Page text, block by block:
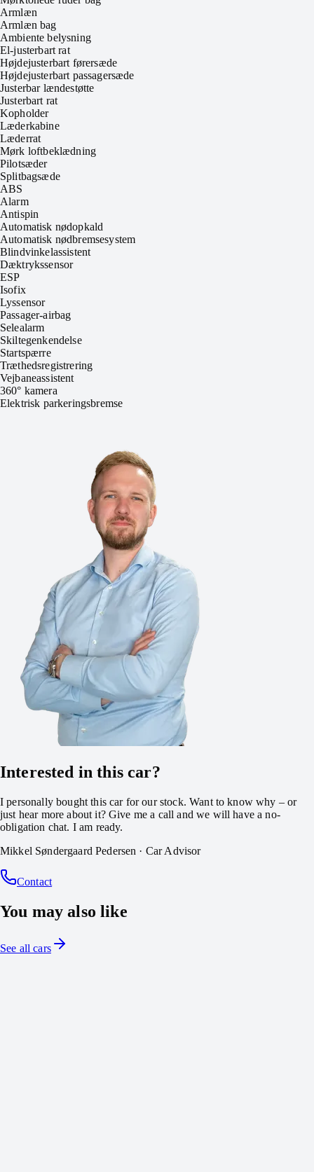
Armlæn
Armlæn bag
Ambiente belysning
El-justerbart rat
Højdejusterbart førersæde
Højdejusterbart passagersæde
Justerbar lændestøtte
Justerbart rat
Kopholder
Læderkabine
Læderrat
Mørk loftbeklædning
Pilotsæder
Splitbagsæde
ABS
Alarm
Antispin
Automatisk nødopkald
Automatisk nødbremsesystem
Blindvinkelassistent
Dæktrykssensor
ESP
Isofix
Lyssensor
Passager-airbag
Selealarm
Skiltegenkendelse
Startspærre
Træthedsregistrering
Vejbaneassistent
360° kamera
Elektrisk parkeringsbremse
Interested in this car?
I personally bought this car for our stock. Want to know why – or
just hear more about it? Give me a call and we will have a no-
obligation chat. I am ready.
Mikkel Søndergaard Pedersen · Car Advisor
Contact
You may also like
See all cars